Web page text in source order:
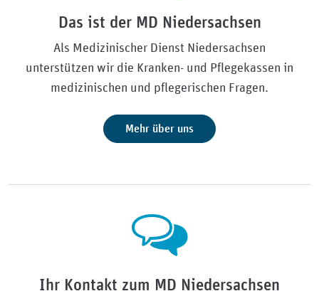
Das ist der MD Niedersachsen
Als Medizinischer Dienst Niedersachsen
unterstützen wir die Kranken- und Pflegekassen in
medizinischen und pflegerischen Fragen.
Mehr über uns
Ihr Kontakt zum MD Niedersachsen